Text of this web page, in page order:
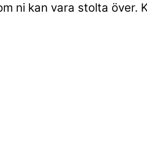
ni kan vara stolta över.